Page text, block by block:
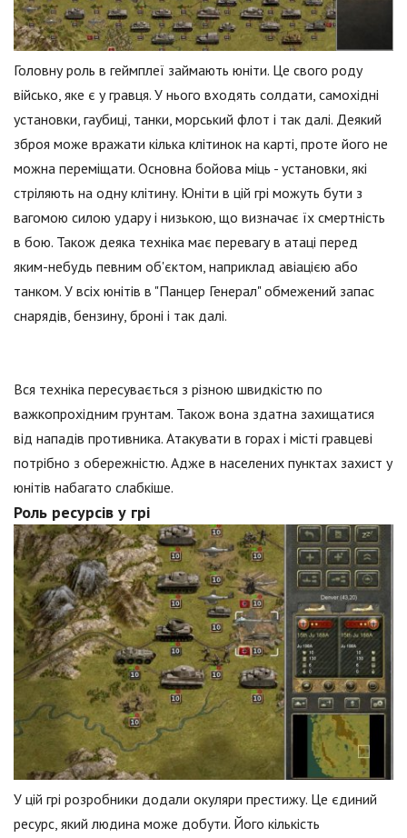
Головну роль в геймплеї займають юніти. Це свого роду
військо, яке є у гравця. У нього входять солдати, самохідні
установки, гаубиці, танки, морський флот і так далі. Деякий
зброя може вражати кілька клітинок на карті, проте його не
можна переміщати. Основна бойова міць - установки, які
стріляють на одну клітину. Юніти в цій грі можуть бути з
вагомою силою удару і низькою, що визначає їх смертність
в бою. Також деяка техніка має перевагу в атаці перед
яким-небудь певним об'єктом, наприклад авіацією або
танком. У всіх юнітів в "Панцер Генерал" обмежений запас
снарядів, бензину, броні і так далі.
Вся техніка пересувається з різною швидкістю по
важкопрохідним грунтам. Також вона здатна захищатися
від нападів противника. Атакувати в горах і місті гравцеві
потрібно з обережністю. Адже в населених пунктах захист у
юнітів набагато слабкіше.
Роль ресурсів у грі
У цій грі розробники додали окуляри престижу. Це єдиний
ресурс, який людина може добути. Його кількість